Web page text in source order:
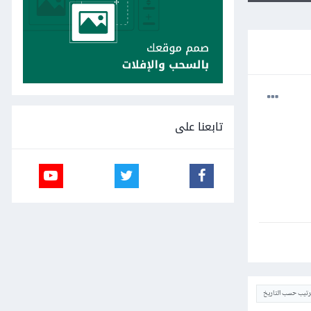
حسب التاريخ
تابعنا على